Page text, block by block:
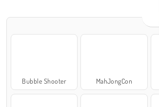
Bubble Shooter MahJongCon